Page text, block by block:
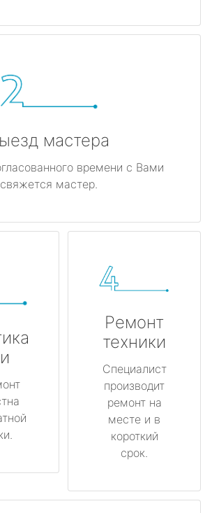
мастера
времени с Вами
свяжется мастер.
Ремонт
техники
Специалист
производит
ремонт на
месте и в
короткий
срок.